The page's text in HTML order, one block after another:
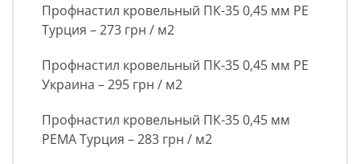
Профнастил кровельный ПК-35 0,45 мм РЕ
Турция – 273 грн / м2
Профнастил кровельный ПК-35 0,45 мм РЕ
Украина – 295 грн / м2
Профнастил кровельный ПК-35 0,45 мм
РЕМА Турция – 283 грн / м2